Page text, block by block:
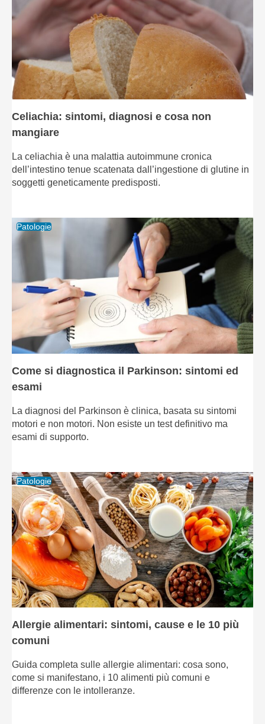
Celiachia: sintomi, diagnosi e cosa non
mangiare
La celiachia è una malattia autoimmune cronica
dell’intestino tenue scatenata dall’ingestione di glutine in
soggetti geneticamente predisposti.
Come si diagnostica il Parkinson: sintomi ed
esami
La diagnosi del Parkinson è clinica, basata su sintomi
motori e non motori. Non esiste un test definitivo ma
esami di supporto.
Patologie
Allergie alimentari: sintomi, cause e le 10 più
comuni
Guida completa sulle allergie alimentari: cosa sono,
come si manifestano, i 10 alimenti più comuni e
differenze con le intolleranze.
Patologie